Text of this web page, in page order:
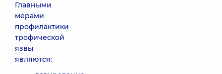
Главными
мерами
профилактики
трофической
язвы
являются: